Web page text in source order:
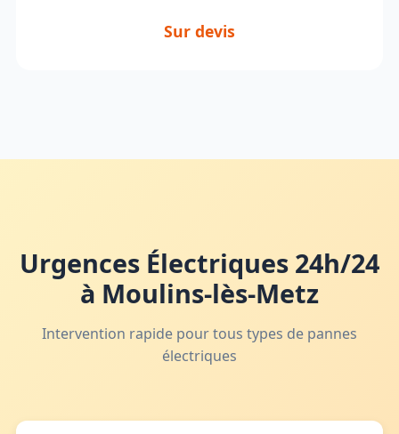
Sur devis
Urgences Électriques 24h/24
à Moulins-lès-Metz
Intervention rapide pour tous types de pannes
électriques